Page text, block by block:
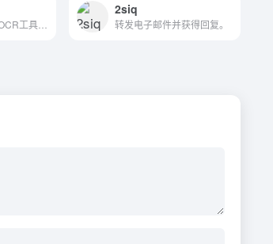
是一款免费在线OCR工具，包含文字识别、表格识别，PDF转文件等功能，识别率高，体验好，免费。
2siq
转发电子邮件并获得回复。